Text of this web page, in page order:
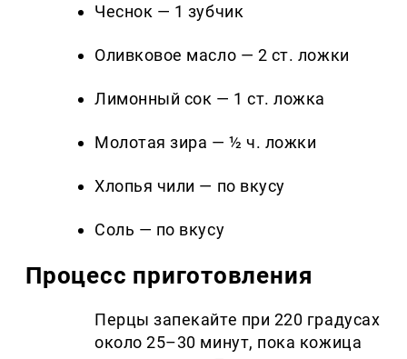
Чеснок — 1 зубчик
Оливковое масло — 2 ст. ложки
Лимонный сок — 1 ст. ложка
Молотая зира — ½ ч. ложки
Хлопья чили — по вкусу
Соль — по вкусу
Процесс приготовления
Перцы запекайте при 220 градусах
около 25–30 минут, пока кожица